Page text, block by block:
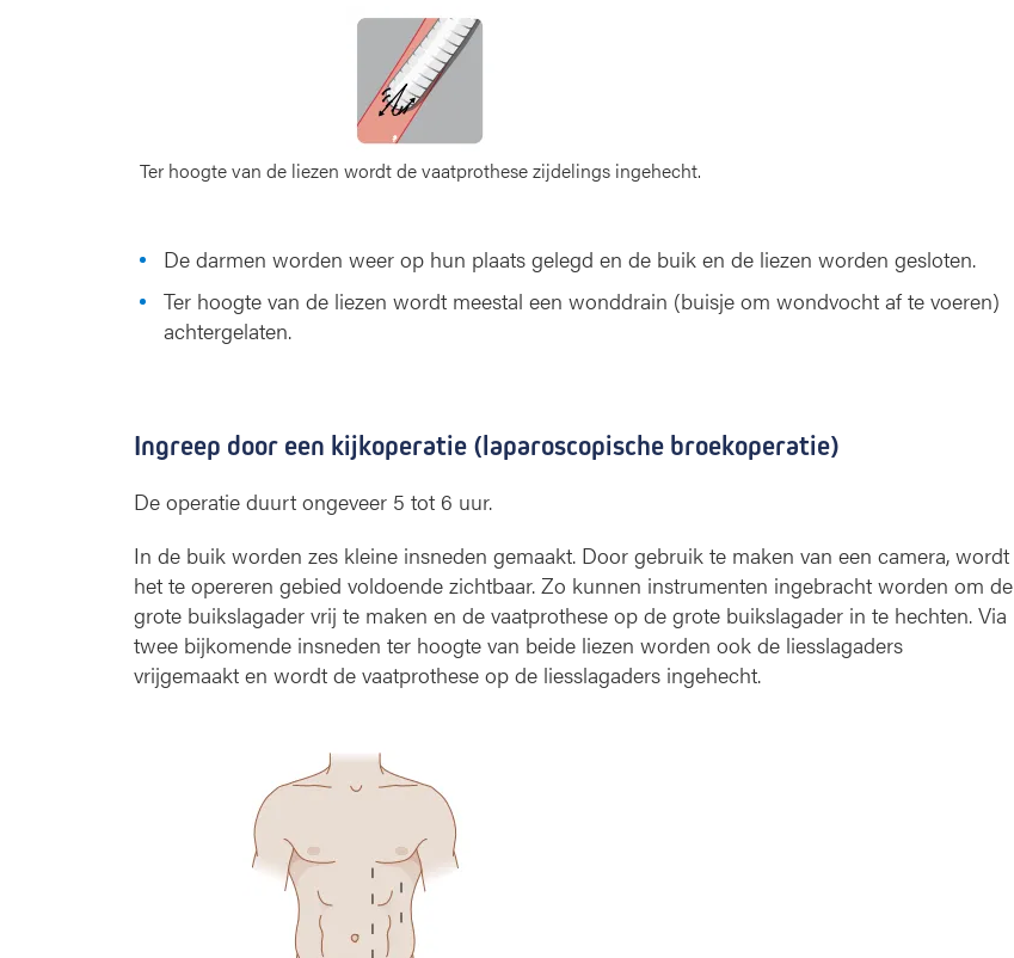
Ter hoogte van de liezen wordt de vaatprothese zijdelings ingehecht.
De darmen worden weer op hun plaats gelegd en de buik en de liezen worden gesloten.
Ter hoogte van de liezen wordt meestal een wonddrain (buisje om wondvocht af te voeren)
achtergelaten.
Ingreep door een kijkoperatie (laparoscopische broekoperatie)
De operatie duurt ongeveer 5 tot 6 uur.
In de buik worden zes kleine insneden gemaakt. Door gebruik te maken van een camera, wordt
het te opereren gebied voldoende zichtbaar. Zo kunnen instrumenten ingebracht worden om de
grote buikslagader vrij te maken en de vaatprothese op de grote buikslagader in te hechten. Via
twee bijkomende insneden ter hoogte van beide liezen worden ook de liesslagaders
vrijgemaakt en wordt de vaatprothese op de liesslagaders ingehecht.